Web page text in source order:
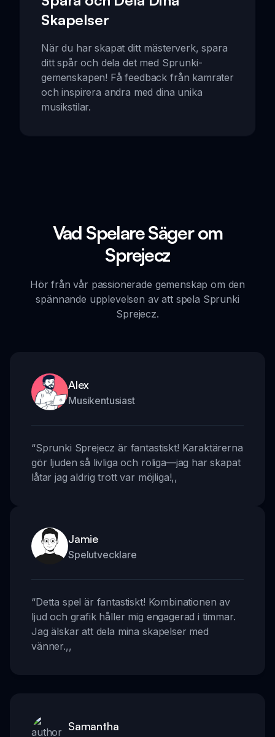
Skapelser
När du har skapat ditt mästerverk, spara
ditt spår och dela det med Sprunki-
gemenskapen! Få feedback från kamrater
och inspirera andra med dina unika
musikstilar.
Vad Spelare Säger om
Sprejecz
Hör från vår passionerade gemenskap om den
spännande upplevelsen av att spela Sprunki
Sprejecz.
Alex
Musikentusiast
“Sprunki Sprejecz är fantastiskt! Karaktärerna
gör ljuden så livliga och roliga—jag har skapat
låtar jag aldrig trott var möjliga!,,
Jamie
Spelutvecklare
“Detta spel är fantastiskt! Kombinationen av
ljud och grafik håller mig engagerad i timmar.
Jag älskar att dela mina skapelser med
vänner.,,
Samantha